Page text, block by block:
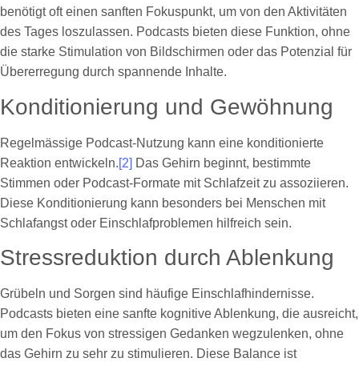
benötigt oft einen sanften Fokuspunkt, um von den Aktivitäten
des Tages loszulassen. Podcasts bieten diese Funktion, ohne
die starke Stimulation von Bildschirmen oder das Potenzial für
Übererregung durch spannende Inhalte.
Konditionierung und Gewöhnung
Regelmässige Podcast-Nutzung kann eine konditionierte
Reaktion entwickeln.[2] Das Gehirn beginnt, bestimmte
Stimmen oder Podcast-Formate mit Schlafzeit zu assoziieren.
Diese Konditionierung kann besonders bei Menschen mit
Schlafangst oder Einschlafproblemen hilfreich sein.
Stressreduktion durch Ablenkung
Grübeln und Sorgen sind häufige Einschlafhindernisse.
Podcasts bieten eine sanfte kognitive Ablenkung, die ausreicht,
um den Fokus von stressigen Gedanken wegzulenken, ohne
das Gehirn zu sehr zu stimulieren. Diese Balance ist